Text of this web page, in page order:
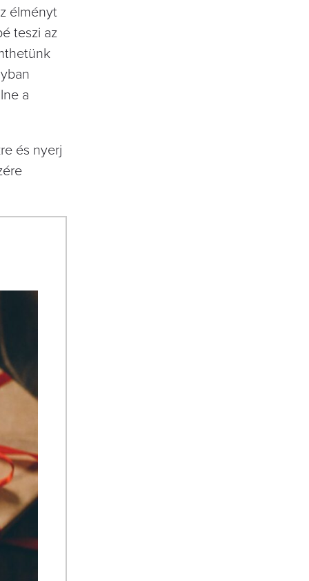
élményt
teszi az
a
és nyerj